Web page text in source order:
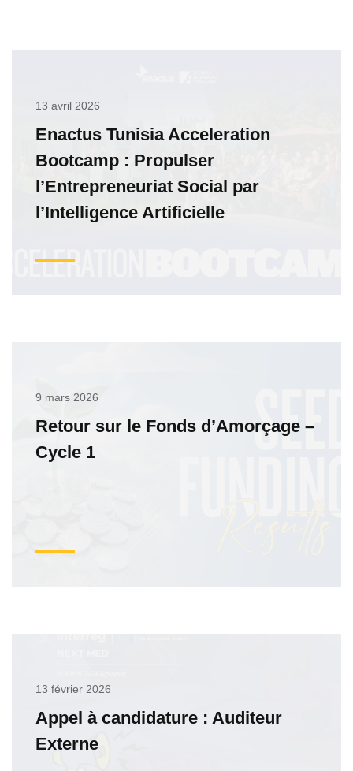
13 avril 2026
Enactus Tunisia Acceleration
Bootcamp : Propulser
l’Entrepreneuriat Social par
l’Intelligence Artificielle
9 mars 2026
Retour sur le Fonds d’Amorçage –
Cycle 1
13 février 2026
Appel à candidature : Auditeur
Externe